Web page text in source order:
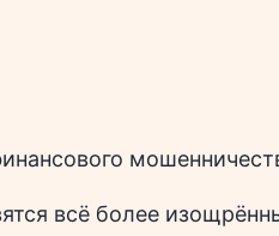
всё более